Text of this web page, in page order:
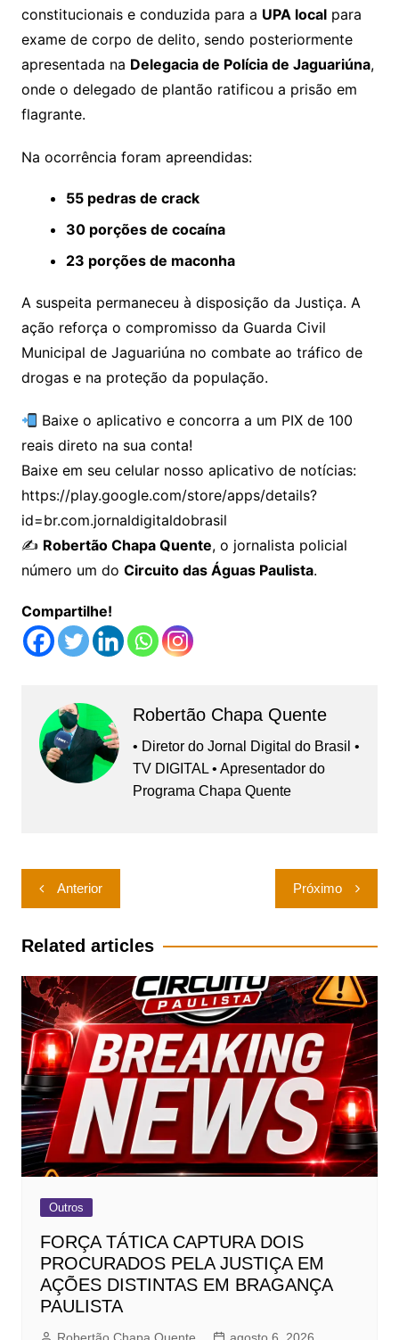
constitucionais e conduzida para a UPA localpara
exame de corpo de delito, sendo posteriormente
apresentada na Delegacia de Polícia de Jaguariúna,
onde o delegado de plantão ratificou a prisão em
flagrante.
Na ocorrência foram apreendidas:
55 pedras de crack
30 porções de cocaína
23 porções de maconha
A suspeita permaneceu à disposição da Justiça. A
ação reforça o compromisso da Guarda Civil
Municipal de Jaguariúna no combate ao tráfico de
drogas e na proteção da população.
Baixe o aplicativo e concorra a um PIX de 100
reais direto na sua conta!
Baixe em seu celular nosso aplicativo de notícias:
https://play.google.com/store/apps/details?
id=br.com.jornaldigitaldobrasil
✍️ Robertão Chapa Quente, o jornalista policial
número um do Circuito das Águas Paulista.
Compartilhe!
Robertão Chapa Quente
• Diretor do Jornal Digital do Brasil •
TV DIGITAL • Apresentador do
Programa Chapa Quente
Navegação
de
Post
Anterior Próximo
Related articles
Outros
FORÇA TÁTICA CAPTURA DOIS
PROCURADOS PELA JUSTIÇA EM
AÇÕES DISTINTAS EM BRAGANÇA
PAULISTA